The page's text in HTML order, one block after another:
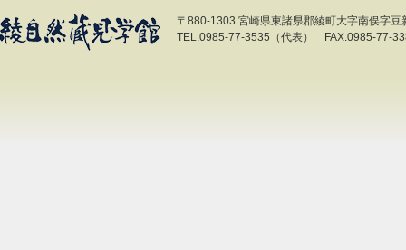
〒880-1303 宮崎県東諸県郡綾町大字南俣字豆
TEL.0985-77-3535（代表） FAX.0985-77-